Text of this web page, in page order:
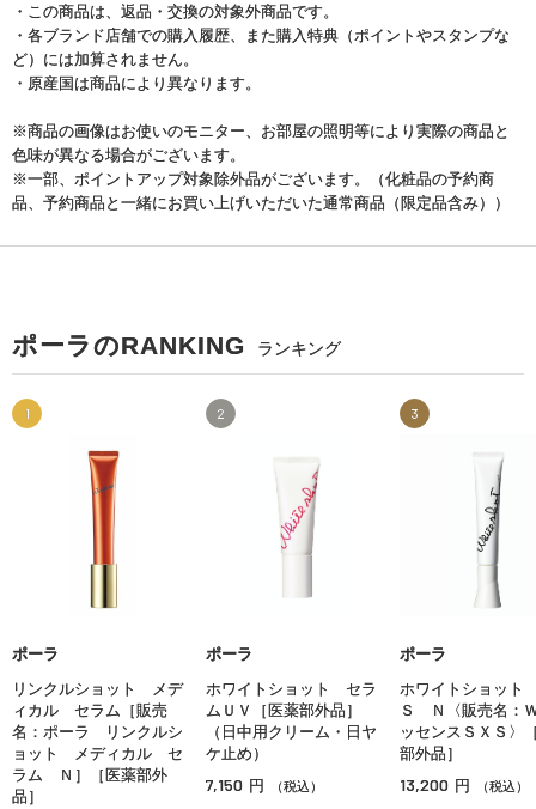
・この商品は、返品・交換の対象外商品です。
・各ブランド店舗での購入履歴、また購入特典（ポイントやスタンプな
ど）には加算されません。
・原産国は商品により異なります。
※商品の画像はお使いのモニター、お部屋の照明等により実際の商品と
色味が異なる場合がございます。
※一部、ポイントアップ対象除外品がございます。（化粧品の予約商
品、予約商品と一緒にお買い上げいただいた通常商品（限定品含み））
ポーラのRANKING ランキング
1
ポーラ
リンクルショット メデ
ィカル セラム［販売
名：ポーラ リンクルシ
ョット メディカル セ
ラム Ｎ］［医薬部外
品］
2
ポーラ
ホワイトショット セラ
ムＵＶ［医薬部外品］
（日中用クリーム・日ヤ
ケ止め）
7,150 円 （税込）
3
ポーラ
ホワイトショッ
Ｓ Ｎ〈販売名：
ッセンスＳＸＳ〉
部外品］
13,200 円 （税込）